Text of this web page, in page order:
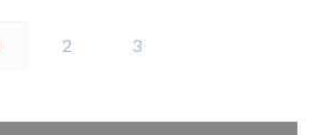
2 3